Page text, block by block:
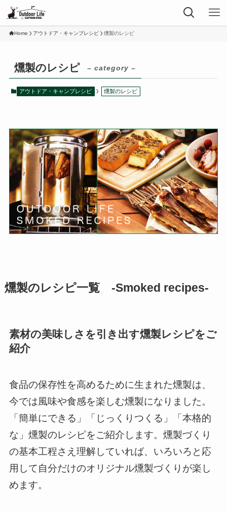
Home アウトドア・キャンプレシピ 燻製のレシピ
燻製のレシピ – category –
アウトドア・キャンプレシピ 燻製のレシピ
燻製のレシピ一覧 -Smoked recipes-
素材の美味しさを引き出す燻製レシピをご
紹介
食品の保存性を高めるために生まれた燻製は、
今では風味や食感を楽しむ燻製になりました。
「簡単にできる」「じっくりつくる」「本格的
な」燻製のレシピをご紹介します。燻製づくり
の基本工程さえ理解していれば、いろいろと応
用して自分だけのオリジナル燻製づくりが楽し
めます。